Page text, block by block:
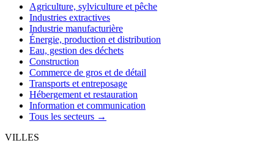
Agriculture, sylviculture et pêche
Industries extractives
Industrie manufacturière
Énergie, production et distribution
Eau, gestion des déchets
Construction
Commerce de gros et de détail
Transports et entreposage
Hébergement et restauration
Information et communication
Tous les secteurs →
VILLES